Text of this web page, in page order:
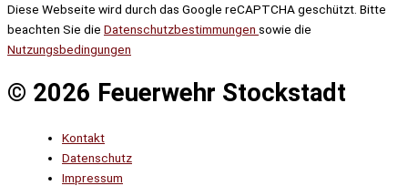
Diese Webseite wird durch das Google reCAPTCHA geschützt. Bitte
beachten Sie die Datenschutzbestimmungen sowie die
Nutzungsbedingungen
© 2026 Feuerwehr Stockstadt
Kontakt
Datenschutz
Impressum